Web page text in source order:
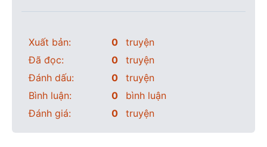
Xuất bản: 0
truyện
Đã đọc:
0
truyện
Đánh dấu:
0
truyện
Bình luận:
0
bình luận
Đánh giá:
0 truyện